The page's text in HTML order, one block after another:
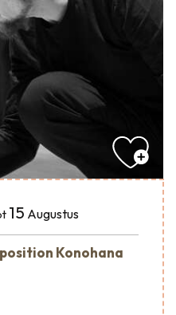
15 Augustus
Konohana